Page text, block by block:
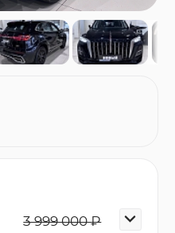
3 999 000 ₽